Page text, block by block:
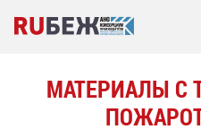
МАТЕРИАЛЫ С